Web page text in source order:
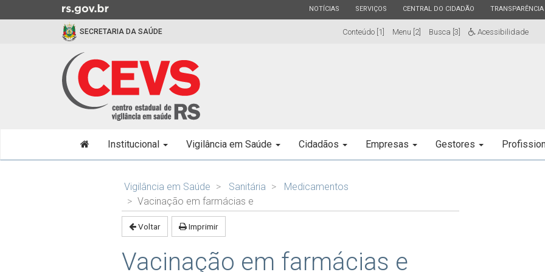
para
ESTADO
NOTÍCIAS ESTADO
SERVIÇOS ESTADO
CENTRAL DO CIDADÃO ESTADO
TRANSPARÊNCIA
SECRETARIA DA SAÚDE Conteúdo [1] Menu [2] Busca [3] Acessibilidade
do
Institucional Vigilância em Saúde Cidadãos Empresas Gestores
Vigilância em Saúde Sanitária
Medicamentos
Vacinação em farmácias e
Voltar Imprimir
Vacinação em farmácias e